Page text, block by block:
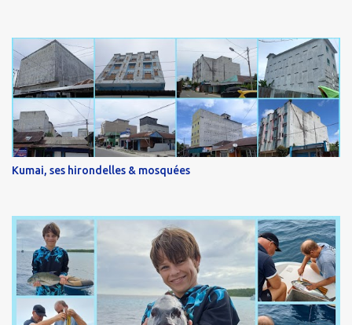
Kumai, ses hirondelles & mosquées